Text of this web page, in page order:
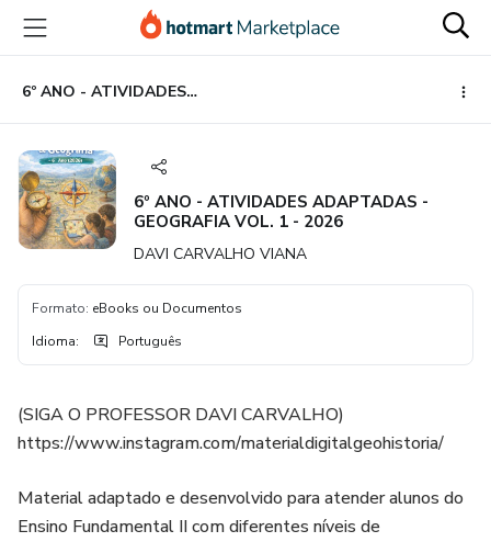
para
conteúdo
principal
para
pagamento
para
rodapé
6º ANO - ATIVIDADES ADAPTADAS - GEOGRAFIA VOL. 1 - 2026
6º ANO - ATIVIDADES ADAPTADAS -
GEOGRAFIA VOL. 1 - 2026
DAVI CARVALHO VIANA
Formato: eBooks ou Documentos
Idioma: Português
(SIGA O PROFESSOR DAVI CARVALHO)
https://www.instagram.com/materialdigitalgeohistoria/
Material adaptado e desenvolvido para atender alunos do
Ensino Fundamental II com diferentes níveis de